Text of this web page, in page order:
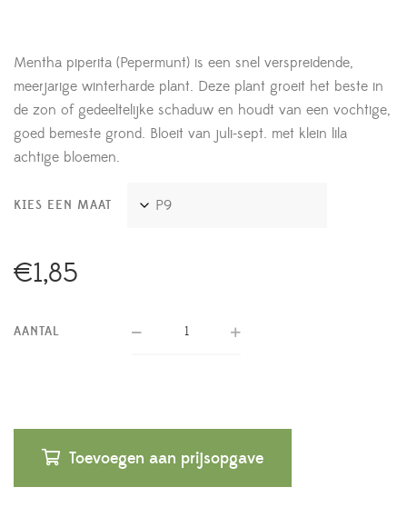
Mentha piperita (Pepermunt) is een snel verspreidende,
meerjarige winterharde plant. Deze plant groeit het beste in
de zon of gedeeltelijke schaduw en houdt van een vochtige,
goed bemeste grond. Bloeit van juli-sept. met klein lila
achtige bloemen.
KIES EEN MAAT
€1,85
AANTAL
Toevoegen aan prijsopgave